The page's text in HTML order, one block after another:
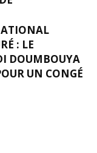
: LE
DOUMBOUYA
UN CONGÉ